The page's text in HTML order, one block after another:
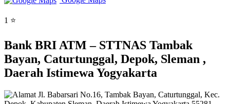
1 ⭐
Bank BRI ATM – STTNAS Tambak
Bayan, Caturtunggal, Depok, Sleman ,
Daerah Istimewa Yogyakarta
Jl. Babarsari No.16, Tambak Bayan, Caturtunggal, Kec.